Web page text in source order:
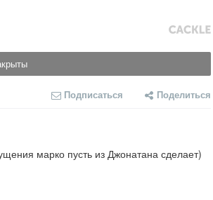
Подписаться Поделиться
марко пусть из Джонатана сделает)